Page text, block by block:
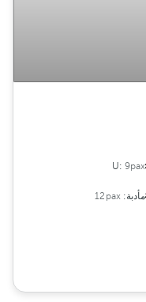
U: 9pax
مأدبة:12pax